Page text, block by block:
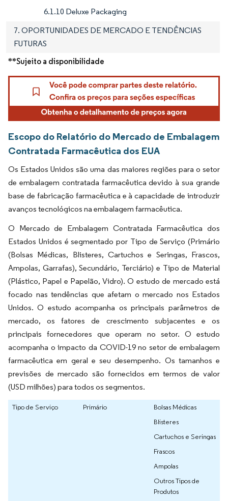
6.1.10 Deluxe Packaging
7. OPORTUNIDADES DE MERCADO E TENDÊNCIAS
FUTURAS
**Sujeito a disponibilidade
Escopo do Relatório do Mercado de Embalagem
Contratada Farmacêutica dos EUA
Os Estados Unidos são uma das maiores regiões para o setor
de embalagem contratada farmacêutica devido à sua grande
base de fabricação farmacêutica e à capacidade de introduzir
avanços tecnológicos na embalagem farmacêutica.
O Mercado de Embalagem Contratada Farmacêutica dos
Estados Unidos é segmentado por Tipo de Serviço (Primário
(Bolsas Médicas, Blisteres, Cartuchos e Seringas, Frascos,
Ampolas, Garrafas), Secundário, Terciário) e Tipo de Material
(Plástico, Papel e Papelão, Vidro). O estudo de mercado está
focado nas tendências que afetam o mercado nos Estados
Unidos. O estudo acompanha os principais parâmetros de
mercado, os fatores de crescimento subjacentes e os
principais fornecedores que operam no setor. O estudo
acompanha o impacto da COVID-19 no setor de embalagem
farmacêutica em geral e seu desempenho. Os tamanhos e
previsões de mercado são fornecidos em termos de valor
(USD milhões) para todos os segmentos.
Tipo de Serviço Primário
Bolsas Médicas
Blisteres
Cartuchos e Seringas
Frascos
Ampolas
Outros Tipos de
Produtos